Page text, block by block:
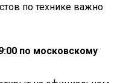
по технике важно
по московскому